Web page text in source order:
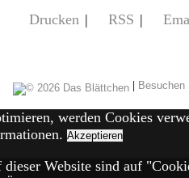
Drucken | RSS |
|
werden Cookies
Akzeptieren
Website sind auf